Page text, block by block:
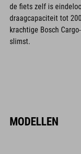
de fiets zelf is
draagcapaciteit tot
krachtige Bosch
slimst.
MODELLEN